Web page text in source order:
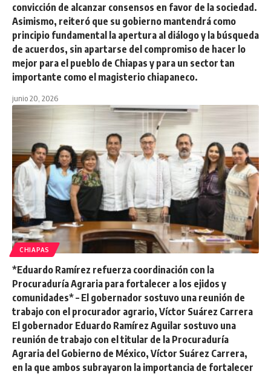
convicción de alcanzar consensos en favor de la sociedad.
Asimismo, reiteró que su gobierno mantendrá como
principio fundamental la apertura al diálogo y la búsqueda
de acuerdos, sin apartarse del compromiso de hacer lo
mejor para el pueblo de Chiapas y para un sector tan
importante como el magisterio chiapaneco.
junio 20, 2026
CHIAPAS
*Eduardo Ramírez refuerza coordinación con la
Procuraduría Agraria para fortalecer a los ejidos y
comunidades* – El gobernador sostuvo una reunión de
trabajo con el procurador agrario, Víctor Suárez Carrera
El gobernador Eduardo Ramírez Aguilar sostuvo una
reunión de trabajo con el titular de la Procuraduría
Agraria del Gobierno de México, Víctor Suárez Carrera,
en la que ambos subrayaron la importancia de fortalecer